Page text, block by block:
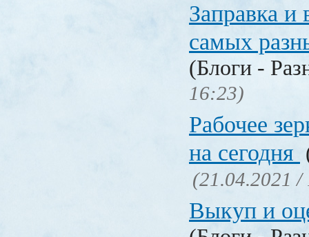
Заправка и
самых
(Блоги -
16:23)
Рабочее
на сегодня
(21.04.2021 /
Выкуп и